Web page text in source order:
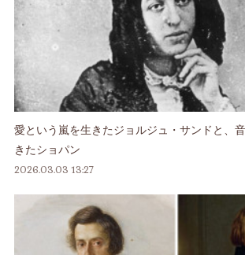
愛という嵐を生きたジョルジュ・サンドと、
きたショパン
2026.03.03 13:27